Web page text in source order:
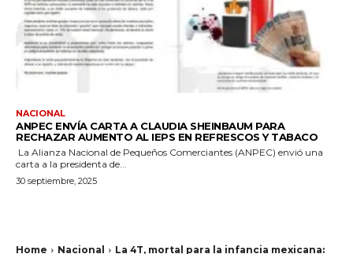
NACIONAL
ANPEC ENVÍA CARTA A CLAUDIA SHEINBAUM PARA
RECHAZAR AUMENTO AL IEPS EN REFRESCOS Y TABACO
La Alianza Nacional de Pequeños Comerciantes (ANPEC) envió una
carta a la presidenta de...
30 septiembre, 2025